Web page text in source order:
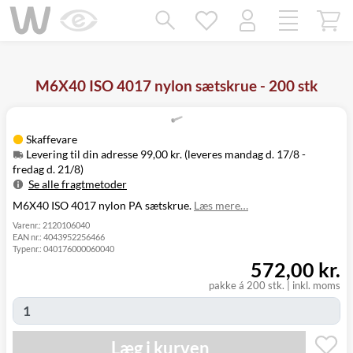
M6X40 ISO 4017 nylon sætskrue - 200 stk
Skaffevare
Levering til din adresse 99,00 kr. (leveres mandag d. 17/8 -
fredag d. 21/8)
Se alle fragtmetoder
Metode
Pris
Leveres
Levering til
din adresse
99,00 kr.
Click&Collect
M6X40 ISO 4017 nylon PA sætskrue. Læs mere…
Varenr.: 2120106040
EAN nr.: 4043952256466
Typenr.: 040176000060040
pakke á 200 stk. inkl. moms
572,00 kr.
Læg i kurven
Mangler chatten?
Ret samtykke!